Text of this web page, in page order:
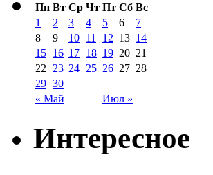
Пн Вт Ср Чт Пт Сб Вс
« Май Июл »
1 2 3 4 5 6
7
8
9 10 11 12 13 14
15 16 17 18 19 20 21
22
23 24 25 26 27 28
29 30
Интересное